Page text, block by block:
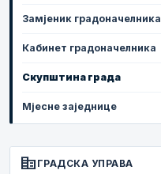
Замјеник градоначелника
Кабинет градоначелника
Скупштина града
Мјесне заједнице
corporate_fare ГРАДСКА УПРАВА